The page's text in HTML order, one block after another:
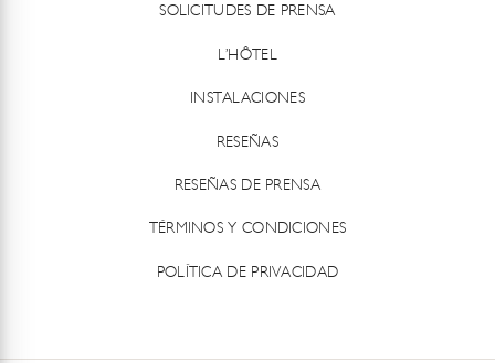
SOLICITUDES DE PRENSA
L’HÔTEL
INSTALACIONES
RESEÑAS
RESEÑAS DE PRENSA
TÉRMINOS Y CONDICIONES
POLÍTICA DE PRIVACIDAD